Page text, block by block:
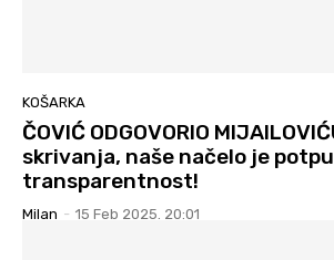
KOŠARKA
ČOVIĆ ODGOVORIO
skrivanja, naše načelo je
transparentnost!
Milan - 15 Feb 2025. 20:01